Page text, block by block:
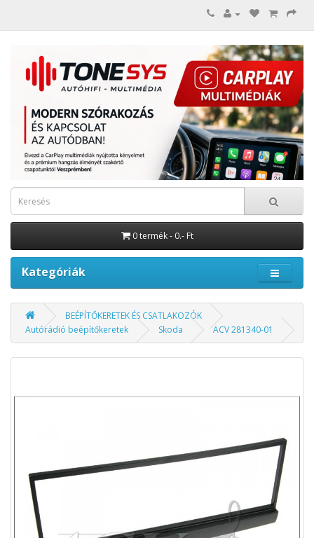
0 termék - 0.- Ft
Kategóriák
BEÉPÍTŐKERETEK ÉS CSATLAKOZÓK
Autórádió beépítőkeretek
Skoda ACV 281340-01